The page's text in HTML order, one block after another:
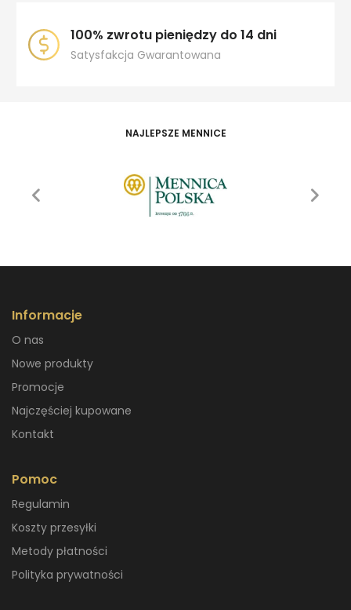
100% zwrotu pieniędzy do 14 dni
Satysfakcja Gwarantowana
NAJLEPSZE MENNICE
Informacje
O nas
Nowe produkty
Promocje
Najczęściej kupowane
Kontakt
Pomoc
Regulamin
Koszty przesyłki
Metody płatności
Polityka prywatności